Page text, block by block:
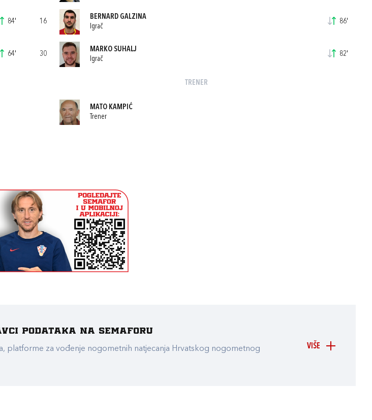
84'
64'
16
BERNARD GALZINA
Igrač
86'
30
MARKO SUHALJ
Igrač
82'
TRENER
MATO KAMPIĆ
Trener
VIŠE
podataka na Semaforu
platforme za vođenje nogometnih natjecanja Hrvatskog nogometnog